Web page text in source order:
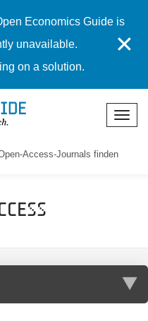
Economics Guide is
unavailable.
on a solution.
✕
Access-Journals finden